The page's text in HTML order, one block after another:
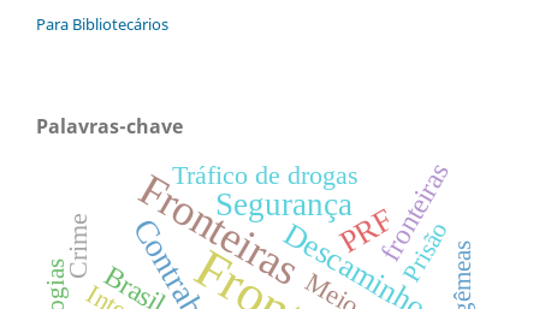
Para Bibliotecários
Palavras-chave
Fronteiras
Segurança
Descaminho
PRF
Brasil
fronteiras
Tráfico de drogas
Crime Prisão